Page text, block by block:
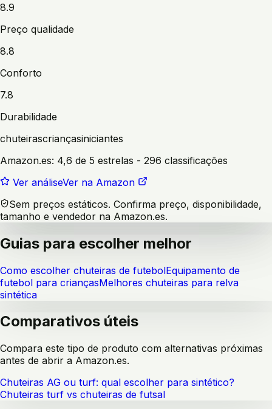
8.9
Preço qualidade
8.8
Conforto
7.8
Durabilidade
chuteirascriançasiniciantes
Amazon.es: 4,6 de 5 estrelas - 296 classificações
Ver análiseVer na Amazon
Sem preços estáticos. Confirma preço, disponibilidade,
tamanho e vendedor na Amazon.es.
Guias para escolher melhor
Como escolher chuteiras de futebolEquipamento de
futebol para criançasMelhores chuteiras para relva
sintética
Comparativos úteis
Compara este tipo de produto com alternativas próximas
antes de abrir a Amazon.es.
Chuteiras AG ou turf: qual escolher para sintético?
Chuteiras turf vs chuteiras de futsal